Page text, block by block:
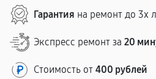
Гарантия на ремонт до 3х
Экспресс ремонт за 20
Стоимость от 400 рублей